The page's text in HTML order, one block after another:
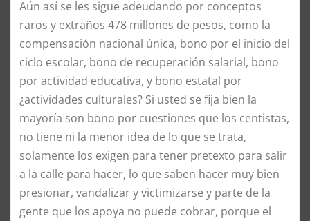
Aún así se les sigue adeudando por conceptos
raros y extraños 478 millones de pesos, como la
compensación nacional única, bono por el inicio del
ciclo escolar, bono de recuperación salarial, bono
por actividad educativa, y bono estatal por
¿actividades culturales? Si usted se fija bien la
mayoría son bono por cuestiones que los centistas,
no tiene ni la menor idea de lo que se trata,
solamente los exigen para tener pretexto para salir
a la calle para hacer, lo que saben hacer muy bien
presionar, vandalizar y victimizarse y parte de la
gente que los apoya no puede cobrar, porque el